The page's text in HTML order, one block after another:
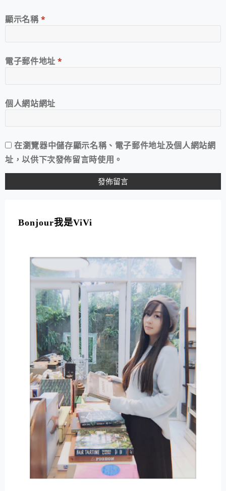
顯示名稱*
電子郵件地址*
個人網站網址
在瀏覽器中儲存顯示名稱、電子郵件地址及個人網站網
址，以供下次發佈留言時使用。
Bonjour我是ViVi